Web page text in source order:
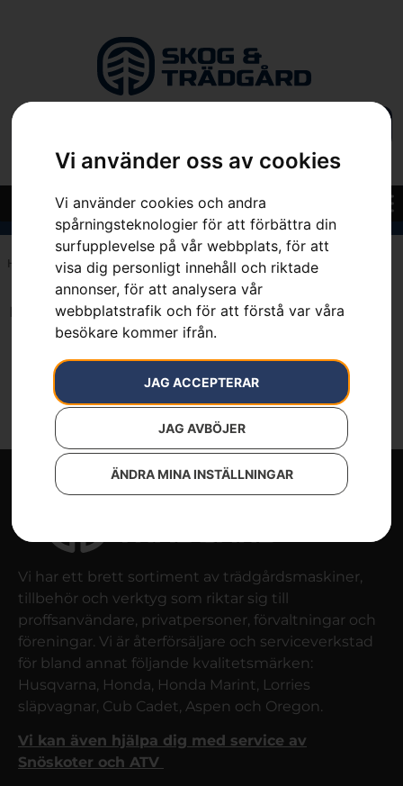
Vi använder oss av cookies
Vi använder cookies och andra
spårningsteknologier för att förbättra din
surfupplevelse på vår webbplats, för att
visa dig personligt innehåll och riktade
annonser, för att analysera vår
webbplatstrafik och för att förstå var våra
besökare kommer ifrån.
JAG ACCEPTERAR
JAG AVBÖJER
ÄNDRA MINA INSTÄLLNINGAR
Hem 7392930125353
Inga resultat.
Vi har ett brett sortiment av trädgårdsmaskiner,
tillbehör och verktyg som riktar sig till
proffsanvändare, privatpersoner, förvaltningar och
föreningar. Vi är återförsäljare och serviceverkstad
för bland annat följande kvalitetsmärken:
Husqvarna, Honda, Honda Marint, Lorries
släpvagnar, Cub Cadet, Aspen och Oregon.
Vi kan även hjälpa dig med service av
Snöskoter och ATV